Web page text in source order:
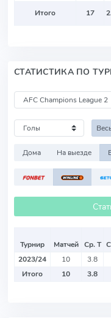
Итого 17
СТАТИСТИКА ПО
Дома На выезде
Турнир Матчей Ср. Т
2023/24
10 3.8
Итого
10 3.8